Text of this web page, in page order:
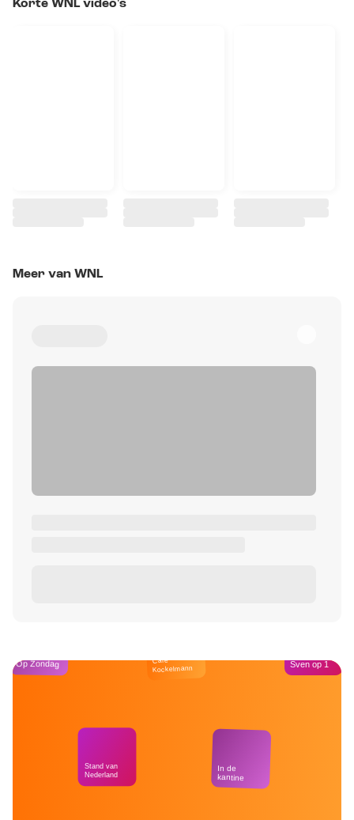
Korte WNL video's
Meer van WNL
Op Zondag
Stand van
Nederland
Café
Kockelmann
In de
kantine
Sven op 1